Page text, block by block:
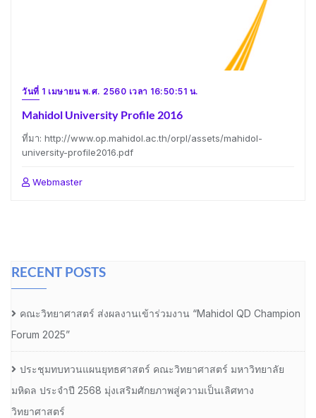
วันที่ 1 เมษายน พ.ศ. 2560 เวลา 16:50:51 น.
Mahidol University Profile 2016
ที่มา: http://www.op.mahidol.ac.th/orpl/assets/mahidol-
university-profile2016.pdf
Webmaster
RECENT POSTS
คณะวิทยาศาสตร์ ส่งผลงานเข้าร่วมงาน “Mahidol QD Champion
Forum 2025”
ประชุมทบทวนแผนยุทธศาสตร์ คณะวิทยาศาสตร์ มหาวิทยาลัย
มหิดล ประจำปี 2568 มุ่งเสริมศักยภาพสู่ความเป็นเลิศทาง
วิทยาศาสตร์